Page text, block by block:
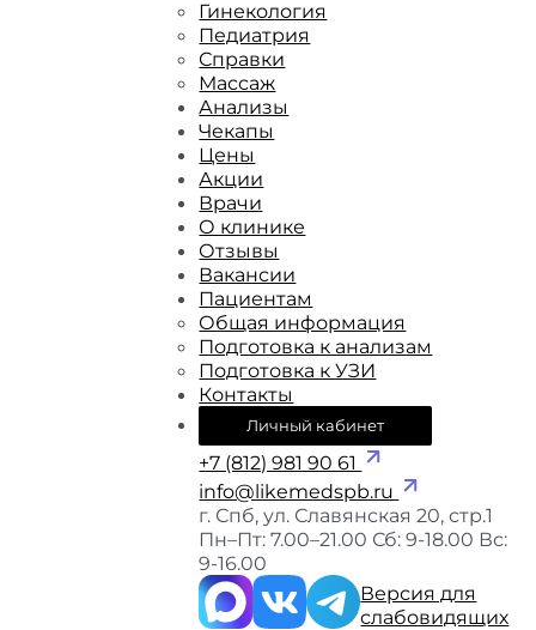
Гинекология
Педиатрия
Справки
Массаж
Анализы
Чекапы
Цены
Акции
Врачи
О клинике
Отзывы
Вакансии
Пациентам
Общая информация
Подготовка к анализам
Подготовка к УЗИ
Контакты
Личный кабинет
+7 (812) 981 90 61
info@likemedspb.ru
г. Спб, ул. Славянская 20, стр.1
Пн–Пт: 7.00–21.00 Сб: 9-18.00 Вс:
9-16.00
Версия для
слабовидящих